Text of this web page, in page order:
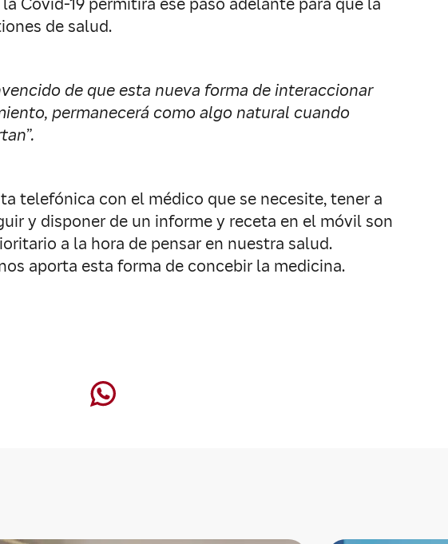
de salud.
de que esta nueva forma de interaccionar
permanecerá como algo natural cuando
telefónica con el médico que se necesite, tener a
y disponer de un informe y receta en el móvil son
a la hora de pensar en nuestra salud.
aporta esta forma de concebir la medicina.